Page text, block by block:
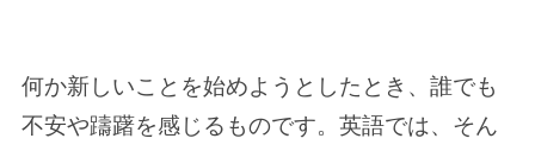
何か新しいことを始めようとしたとき、誰でも
不安や躊躇を感じるものです。英語では、そん